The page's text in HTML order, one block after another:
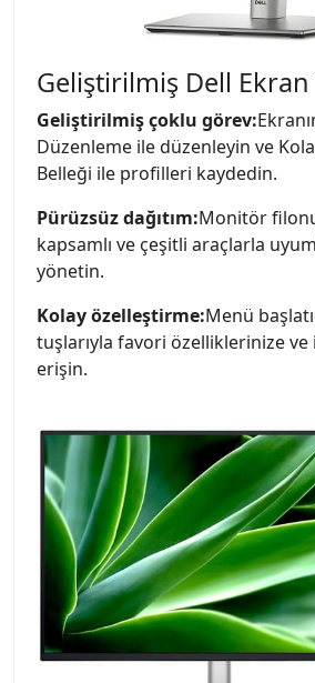
Geliştirilmiş Dell Ekran
Geliştirilmiş çoklu görev:
Düzenleme ile düzenleyin ve
Belleği ile profilleri kaydedin.
Pürüzsüz dağıtım:Monitör
kapsamlı ve çeşitli araçlarla
yönetin.
Kolay özelleştirme:Menü
tuşlarıyla favori özelliklerinize ve
erişin.